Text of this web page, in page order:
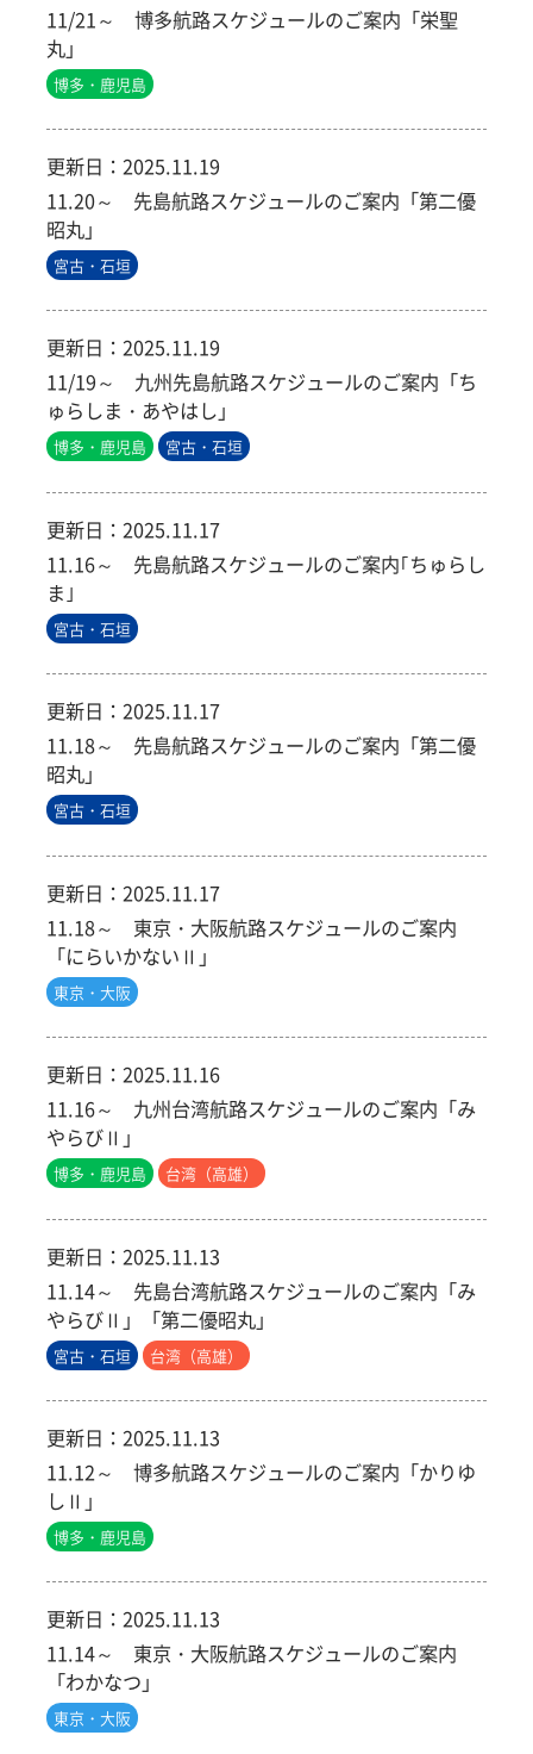
11/21～ 博多航路スケジュールのご案内「栄聖
丸」
博多・鹿児島
更新日： 2025.11.19
11.20～ 先島航路スケジュールのご案内「第二優
昭丸」
宮古・石垣
更新日： 2025.11.19
11/19～ 九州先島航路スケジュールのご案内「ち
ゅらしま・あやはし」
博多・鹿児島 宮古・石垣
更新日： 2025.11.17
11.16～ 先島航路スケジュールのご案内｢ちゅらし
ま｣
宮古・石垣
更新日： 2025.11.17
11.18～ 先島航路スケジュールのご案内「第二優
昭丸」
宮古・石垣
更新日： 2025.11.17
11.18～ 東京・大阪航路スケジュールのご案内
「にらいかないⅡ」
東京・大阪
更新日： 2025.11.16
11.16～ 九州台湾航路スケジュールのご案内「み
やらびⅡ」
博多・鹿児島 台湾（高雄）
更新日： 2025.11.13
11.14～ 先島台湾航路スケジュールのご案内「み
やらびⅡ」「第二優昭丸」
宮古・石垣 台湾（高雄）
更新日： 2025.11.13
11.12～ 博多航路スケジュールのご案内「かりゆ
しⅡ」
博多・鹿児島
更新日： 2025.11.13
11.14～ 東京・大阪航路スケジュールのご案内
「わかなつ」
東京・大阪